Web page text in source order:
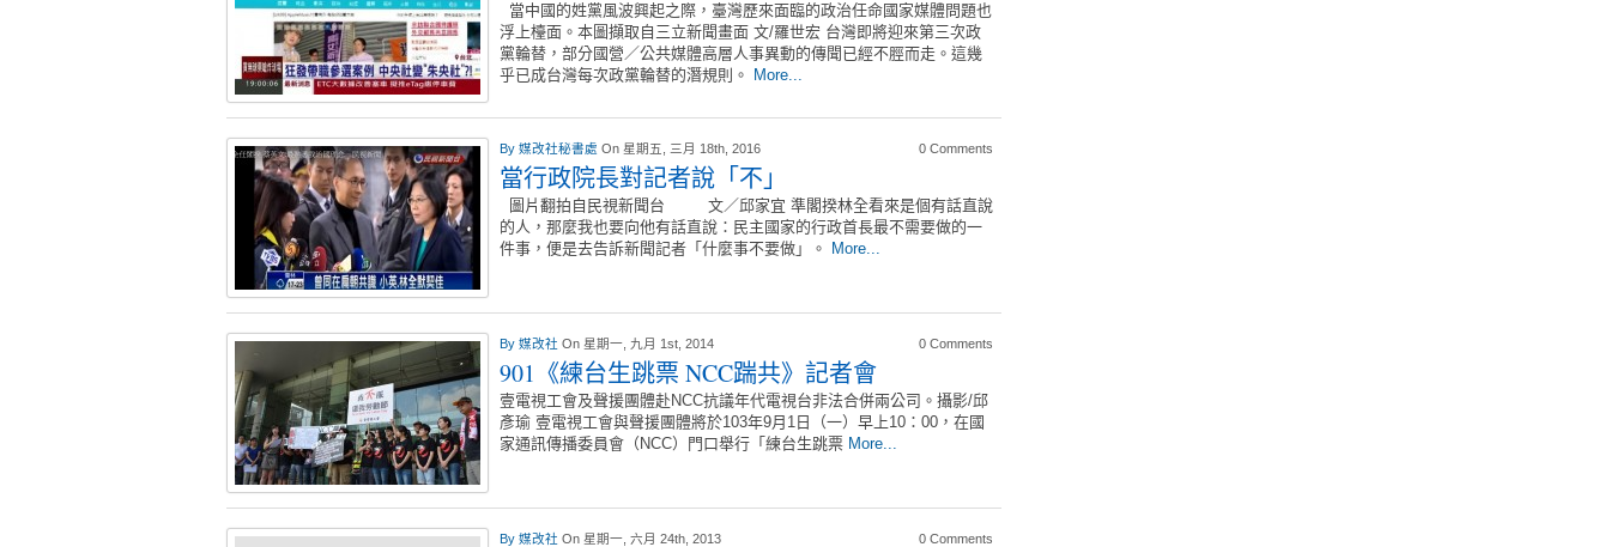
當中國的姓黨風波興起之際，臺灣歷來面臨的政治任命國家媒體問題也
浮上檯面。本圖擷取自三立新聞畫面 文/羅世宏 台灣即將迎來第三次政
黨輪替，部分國營／公共媒體高層人事異動的傳聞已經不脛而走。這幾
乎已成台灣每次政黨輪替的潛規則。
More...
By 媒改社秘書處 On 星期五, 三月 18th, 2016 0 Comments
當行政院長對記者說「不」
圖片翻拍自民視新聞台 文／邱家宜 準閣揆林全看來是個有話直說
的人，那麼我也要向他有話直說：民主國家的行政首長最不需要做的一
件事，便是去告訴新聞記者「什麼事不要做」。
More...
By 媒改社 On 星期一, 九月 1st, 2014 0 Comments
901《練台生跳票 NCC踹共》記者會
壹電視工會及聲援團體赴NCC抗議年代電視台非法合併兩公司。攝影/邱
彥瑜 壹電視工會與聲援團體將於103年9月1日（一）早上10：00，在國
家通訊傳播委員會（NCC）門口舉行「練台生跳票 More...
By 媒改社 On 星期一, 六月 24th, 2013 0 Comments